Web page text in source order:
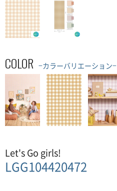
COLOR −カラーバリエーション−
Let's Go girls!
LGG104420472